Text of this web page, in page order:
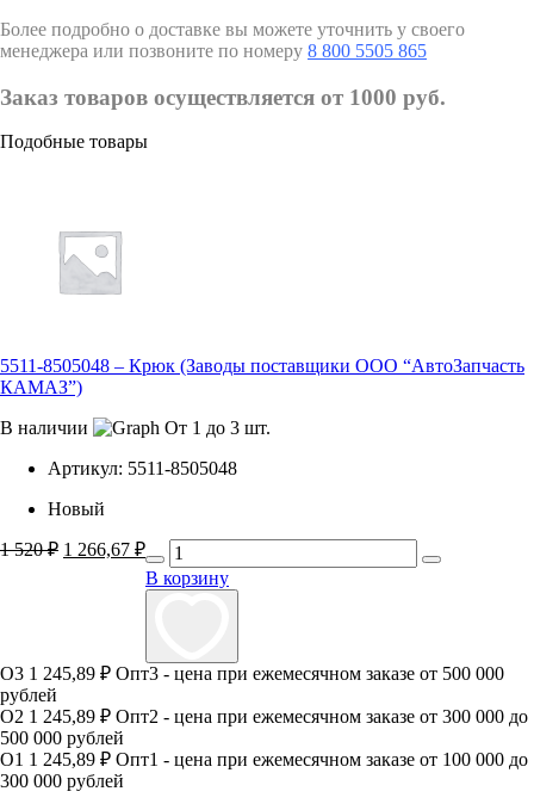
Более подробно о доставке вы можете уточнить у своего
менеджера или позвоните по номеру 8 800 5505 865
Заказ товаров осуществляется от 1000 руб.
Подобные товары
5511-8505048 – Крюк (Заводы поставщики ООО “АвтоЗапчасть
КАМАЗ”)
В наличии
От 1 до 3 шт.
Артикул: 5511-8505048
Новый
1 520₽ Первоначальная
составляла
1 266,67 ₽ Текущая
цена:
1
В корзину
О3 1 245,89 ₽ Опт3 - цена при ежемесячном заказе от 500 000
рублей
О2 1 245,89 ₽ Опт2 - цена при ежемесячном заказе от 300 000 до
500 000 рублей
О1 1 245,89 ₽ Опт1 - цена при ежемесячном заказе от 100 000 до
300 000 рублей